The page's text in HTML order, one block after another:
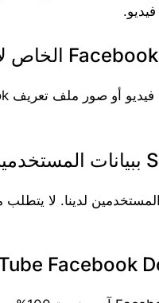
المستخدمين لدينا.